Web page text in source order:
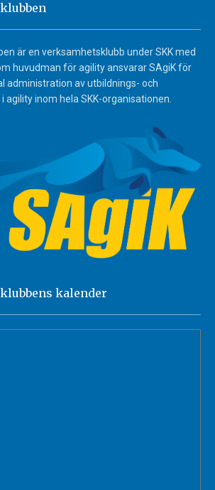
är en verksamhetsklubb under SKK med
huvudman för agility ansvarar SAgiK för
administration av utbildnings- och
agility inom hela SKK-organisationen.
kalender